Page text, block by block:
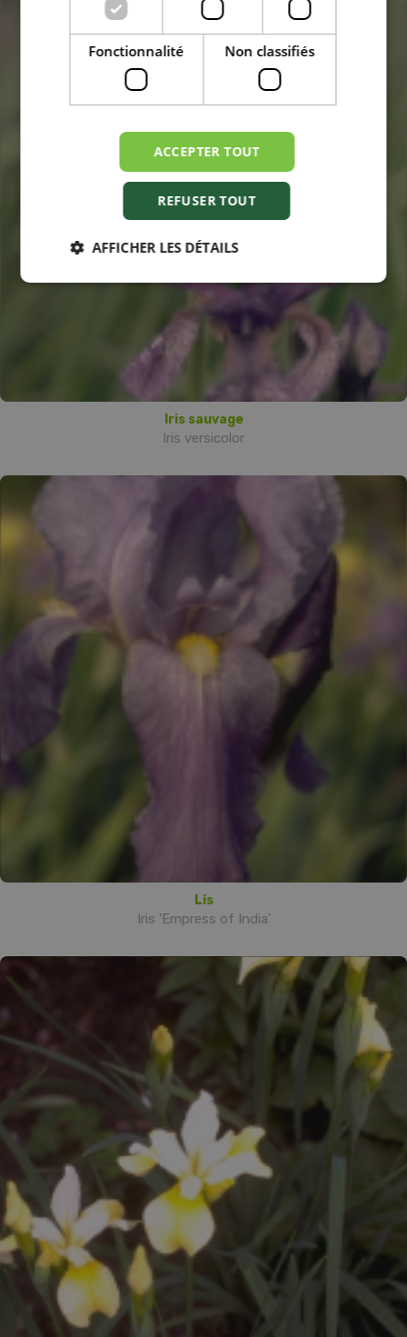
Iris sauvage
Iris versicolor
Lis
Iris 'Empress of India'
Fonctionnalité Non classifiés
ACCEPTER TOUT
REFUSER TOUT
AFFICHER LES DÉTAILS